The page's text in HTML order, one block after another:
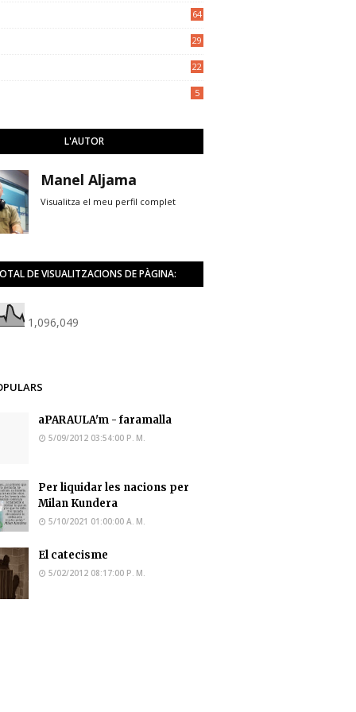
64
29
22
5
L'AUTOR
Manel Aljama
Visualitza el meu perfil complet
DE VISUALITZACIONS DE PÀGINA:
1,096,049
aPARAULA'm - faramalla
5/09/2012 03:54:00 P. M.
Per liquidar les nacions per
Milan Kundera
5/10/2021 01:00:00 A. M.
El catecisme
5/02/2012 08:17:00 P. M.